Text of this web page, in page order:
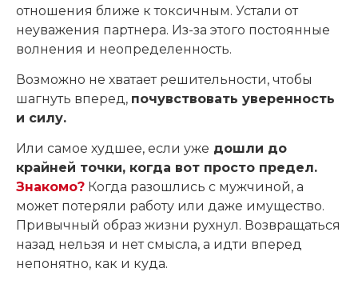
отношения ближе к токсичным. Устали от
неуважения партнера. Из-за этого постоянные
волнения и неопределенность.
Возможно не хватает решительности, чтобы
шагнуть вперед, почувствовать уверенность
и силу.
Или самое худшее, если уже дошли до
крайней точки, когда вот просто предел.
Знакомо? Когда разошлись с мужчиной, а
может потеряли работу или даже имущество.
Привычный образ жизни рухнул. Возвращаться
назад нельзя и нет смысла, а идти вперед
непонятно, как и куда.